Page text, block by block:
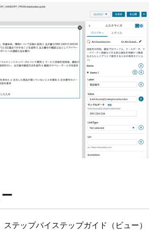
テップバイステップガイド（ビュー）